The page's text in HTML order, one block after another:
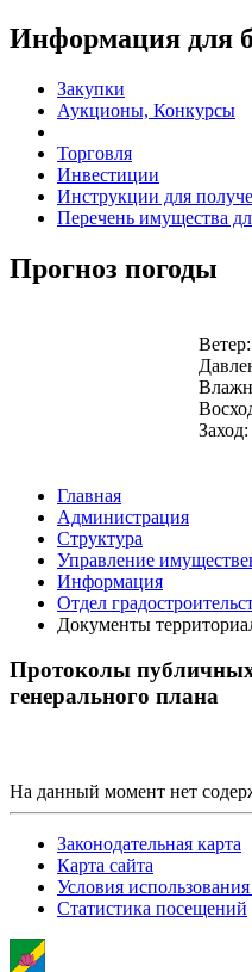
Информация для
Закупки
Аукционы, Конкурсы
Торговля
Инвестиции
Инструкции для
Перечень имущества
Прогноз погоды
Заход:
Главная
Администрация
Структура
Управление
Информация
Отдел
Документы
Протоколы
генерального плана
На данный момент нет
Законодательная карта
Карта сайта
Условия
Статистика посещений